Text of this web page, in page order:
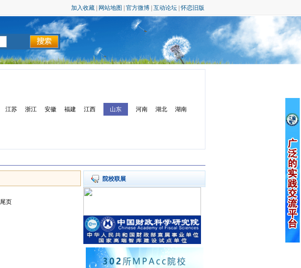
加入收藏 网站地图 官方微博 互动论坛 |怀恋旧版
江苏 浙江 安徽 福建 江西 山东 河南 湖北
湖南
尾页
院校联展